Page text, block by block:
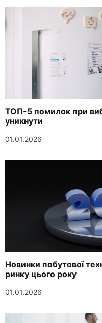
ТОП-5 помилок при
уникнути
01.01.2026
Новинки побутової
ринку цього року
01.01.2026